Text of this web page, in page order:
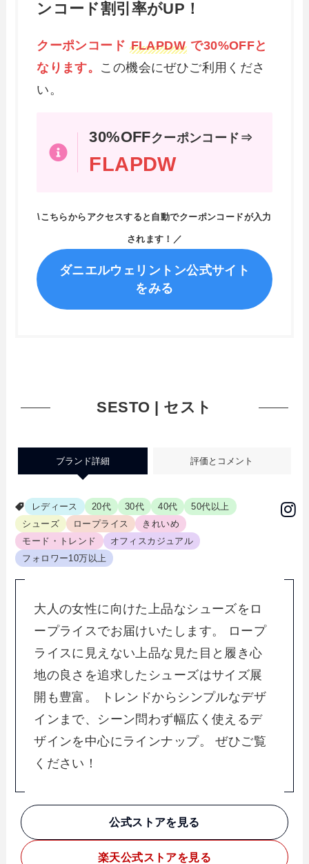
ンコード割引率がUP！
クーポンコード FLAPDWで30%OFFと
なります。 この機会にぜひご利用くださ
い。
30%OFFクーポンコード⇒
FLAPDW
\こちらからアクセスすると自動でクーポンコードが入力
されます！／
ダニエルウェリントン公式サイト
をみる
SESTO | セスト
ブランド詳細 評価とコメント
レディース 20代 30代 40代
50代以上
シューズ
ロープライス
きれいめ
モード・トレンド
オフィスカジュアル
フォロワー10万以上
大人の女性に向けた上品なシューズをロ
ープライスでお届けいたします。 ロープ
ライスに見えない上品な見た目と履き心
地の良さを追求したシューズはサイズ展
開も豊富。 トレンドからシンプルなデザ
インまで、シーン問わず幅広く使えるデ
ザインを中心にラインナップ。 ぜひご覧
ください！
公式ストアを見る
楽天公式ストアを見る